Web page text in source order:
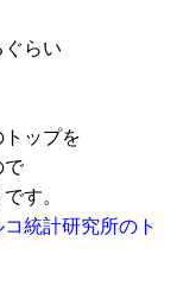
ぐらい
ップを
で
す。
統計研究所のト